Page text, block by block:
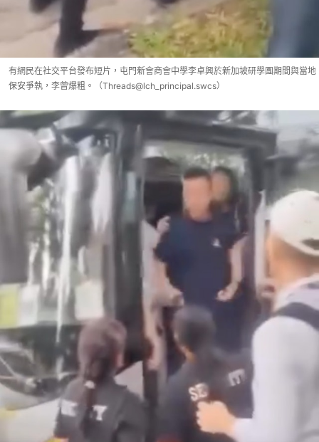
有網民在社交平台發布短片，屯門新會商會中學李卓興於新加坡研學團期間與當地
保安爭執，李曾爆粗。（Threads@lch_principal.swcs）